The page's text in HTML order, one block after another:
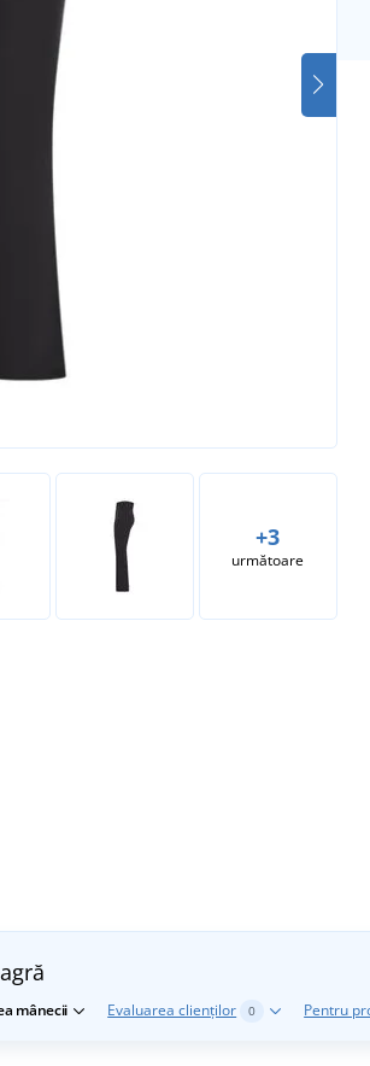
+3
următoare
mânecii Evaluarea clienților 0 Pentru